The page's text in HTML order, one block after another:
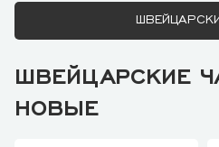
ШВЕЙЦАРСКИЕ
НОВЫЕ